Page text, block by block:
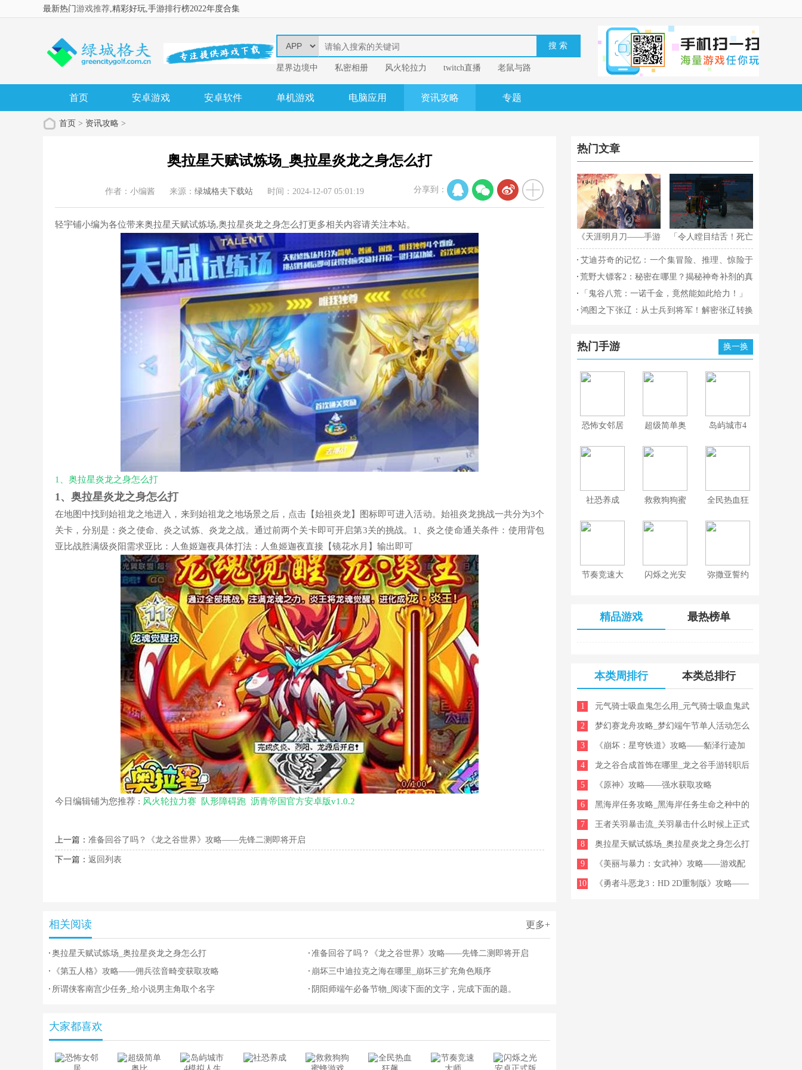
最新热门游戏推荐,精彩好玩,手游排行榜2022年度合集
星界边境中 ​私密相册 风火轮拉力 twitch直播
老鼠与路
易
我的英雄学
首页 安卓游戏 安卓软件 单机游戏 电脑应用 资讯攻略 专题
首页 > 资讯攻略 >
奥拉星天赋试炼场_奥拉星炎龙之身怎么打
作者：小编酱 来源： 绿城格夫下载站 时间：2024-12-07 05:01:19
轻宇铺小编为各位带来奥拉星天赋试炼场,奥拉星炎龙之身怎么打更多相关内容请关注本站。
1、 奥拉星炎龙之身怎么打
1、 奥拉星炎龙之身怎么打
在地图中找到始祖龙之地进入，来到始祖龙之地场景之后，点击【始祖炎龙】图标即可进入活动。始祖炎龙挑战一共分为3个
关卡，分别是：炎之使命、炎之试炼、炎龙之战。通过前两个关卡即可开启第3关的挑战。1、炎之使命通关条件：使用背包
亚比战胜满级炎阳需求亚比：人鱼姬迦夜具体打法：人鱼姬迦夜直接【镜花水月】输出即可
今日编辑铺为您推荐 : 风火轮拉力赛 队形障碍跑 沥青帝国官方安卓版v1.0.2
分享到：
上一篇： 准备回谷了吗？《龙之谷世界》攻略——先锋二测即将开启
下一篇： 返回列表
相关阅读 更多+
奥拉星天赋试炼场_奥拉星炎龙之身怎么打
准备回谷了吗？《龙之谷世界》攻略——先锋二测即将开启
《第五人格》攻略——佣兵弦音畸变获取攻略
崩坏三中迪拉克之海在哪里_崩坏三扩充角色顺序
所谓侠客南宫少任务_给小说男主角取个名字
阴阳师端午必备节物_阅读下面的文字，完成下面的题。
大家都喜欢
热门文章
《天涯明月刀——手游
神威论剑，怎样打？教
你一手驾驭！》
「令人瞠目结舌！死亡
搁浅卡车长途型3图纸
竟然被解锁！」
艾迪芬奇的记忆：一个集冒险、推理、惊险于
一身的游戏，完成全剧情的挑战！
荒野大镖客2：秘密在哪里？揭秘神奇补剂的真
正配方！
「鬼谷八荒：一诺千金，竟然能如此给力！」
鸿图之下张辽：从士兵到将军！解密张辽转换
热门手游 换一换
恐怖女邻居 超级简单奥
比
岛屿城市4
模拟人生大
社恐养成 救救狗狗蜜
蜂游戏
全民热血狂
飙
节奏竞速大 闪烁之光安 弥撒亚誓约
精品游戏 最热榜单
本类周排行 本类总排行
1 元气骑士吸血鬼怎么用_元气骑士吸血鬼武
器
2 梦幻赛龙舟攻略_梦幻端午节单人活动怎么
做
3 《崩坏：星穹铁道》攻略——貊泽行迹加
点分析
4 龙之谷合成首饰在哪里_龙之谷手游转职后
装备会变么
5 《原神》攻略——强水获取攻略
6 黑海岸任务攻略_黑海岸任务生命之种中的
大地之种在哪
7 王者关羽暴击流_关羽暴击什么时候上正式
服
8 奥拉星天赋试炼场_奥拉星炎龙之身怎么打
9 《美丽与暴力：女武神》攻略——游戏配
置要求介绍
10 《勇者斗恶龙3：HD 2D重制版》攻略——